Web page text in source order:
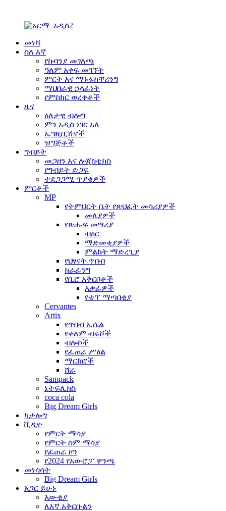
መነሻ
ስለ እኛ
የኩባንያ መገለጫ
ዓለም አቀፍ መገኘት
ምርት እና ማኑፋክቸሪንግ
ማህበራዊ ኃላፊነት
የምስክር ወረቀቶች
ዜና
ዕለታዊ ብሎግ
ምን አዲስ ነገር አለ
ኤግዚቢሽኖች
ዝግጅቶች
ግብይት
መጋዘን እና ሎጂስቲክስ
የግብይት ድጋፍ
ተደጋጋሚ ጥያቄዎች
ምርቶች
MP
የትምህርት ቤት የጽህፈት መሳሪያዎች
መለያዎች
የጽሑፍ መሣሪያ
ብዕር
ማድመቂያዎች
ምልክት ማድረጊያ
የህፃናት ጥበብ
ክራፊንግ
የቢሮ አቅርቦቶች
አቃፊዎች
የቴፕ ማጣበቂያ
Cervantes
Artix
የጥበብ ኤሴል
የቀለም ብሩሾች
ብሎኮች
የፈጠራ ሥዕል
ማርከሮች
ሸራ
Sampack
ኔትፍሊክስ
coca cola
Big Dream Girls
ካታሎግ
ቪዲዮ
የምርት ማሳያ
የምርት ስም ማሳያ
የፈጠራ ዞን
የ2024 የአውሮፓ ዋንጫ
መነሳሳት
Big Dream Girls
አጋር ይሁኑ
እውቂያ
ለእኛ አቅርቡልን